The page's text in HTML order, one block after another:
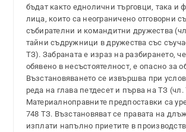
бъдат както еднолични търговци, така и
лица, които са неограничено отговорни
събирателни и командитни дружества
тайни съдружници в дружества със
ТЗ). Забраната е израз на разбирането,
обявено в несъстоятелност, е опасно за
Възстановяването се извършва при
реда на глава петдесет и първа на ТЗ (чл.
Материалноправните предпоставки са
748 ТЗ. Възстановяват се правата на
изплати напълно приетите в